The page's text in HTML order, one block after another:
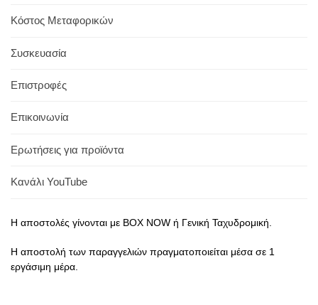
Κόστος Μεταφορικών
Συσκευασία
Επιστροφές
Επικοινωνία
Ερωτήσεις για προϊόντα
Κανάλι YouTube
Η αποστολές γίνονται με BOX NOW ή Γενική Ταχυδρομική.
Η αποστολή των παραγγελιών πραγματοποιείται μέσα σε 1
εργάσιμη μέρα.